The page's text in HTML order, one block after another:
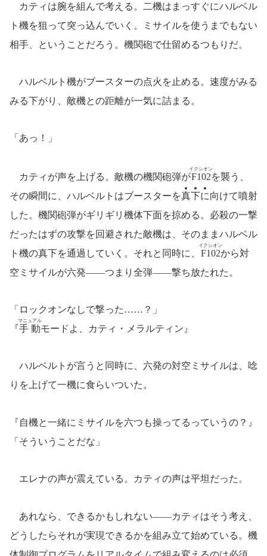
カティは腕を組んで考える。二機はまっすぐにハルベル
ト機を狙って突っ込んでいく。ミサイルを使うまでもない
相手、ということだろう。機関砲で仕留めるつもりだ。
ハルベルト機がブースターの点火を止める。速度がみる
みる下がり、敵機との距離が一気に詰まる。
「あっ！」
カティが声を上げる。敵機の機関砲弾がF102
イクシオン
を襲う、
その瞬間に、ハルベルトはブースターを真下に向けて噴射
した。機関砲弾がギリギリ機体下面を掠める。必殺の一撃
だったはずの攻撃を回避された敵機は、そのままハルベル
ト機の真下を通過していく。それと同時に、 F102
イクシオン
から対
空ミサイルが六発――つまり全弾――撃ち放たれた。
「ロックオンなしで撃った……？」
『手動
マニュアル
モードよ、カティ・メラルティン』
ハルベルトが言うと同時に、六発の対空ミサイルは、唸
りを上げて一機に食らいついた。
『自機と一緒にミサイルを六つも操ってるっていうの？』
「そういうことだな」
エレナの声が震えている。カティの声は平坦だった。
あれなら、できるかもしれない――カティはそう考え、
どうしたらそれが実現できるかを組み立て始めている。機